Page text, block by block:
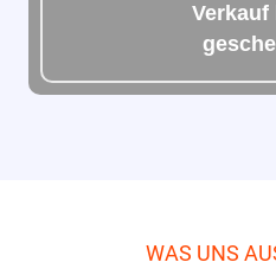
Verkauf
WAS UNS